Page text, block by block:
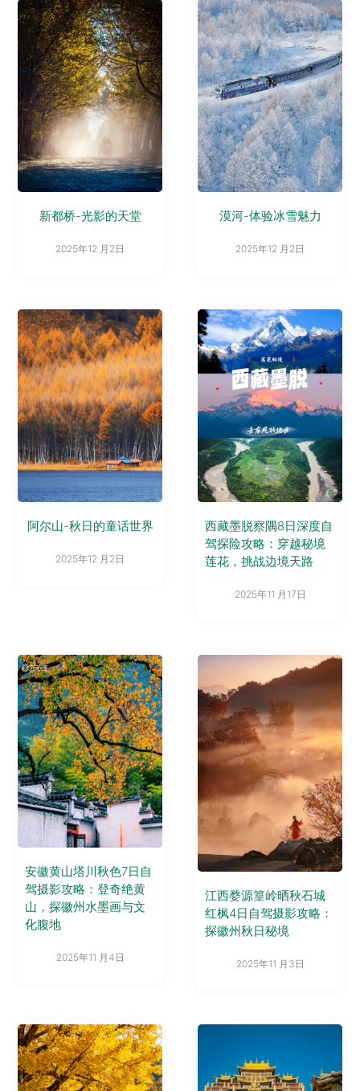
新都桥-光影的天堂
2025年12 月2日
漠河-体验冰雪魅力
2025年12 月2日
阿尔山-秋日的童话世界
2025年12 月2日
西藏墨脱察隅8日深度自
驾探险攻略：穿越秘境
莲花，挑战边境天路
2025年11 月17日
安徽黄山塔川秋色7日自
驾摄影攻略：登奇绝黄
山，探徽州水墨画与文
化腹地
2025年11 月4日
江西婺源篁岭晒秋石城
红枫4日自驾摄影攻略：
探徽州秋日秘境
2025年11 月3日